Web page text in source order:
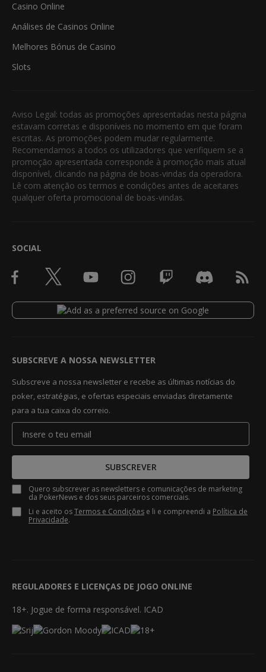
Casino Online
Análises de Casinos Online
Melhores Bónus de Casino
Slots
Aviso Legal: todas as promoções apresentadas nesta página
estavam corretas e disponíveis no momento em que foram
escritas. As promoções podem mudar regularmente.
Recomendamos a todos os utilizadores que verifiquem se a
promoção apresentada corresponde à promoção mais atual
disponível, clicando na página de boas-vindas da operadora.
Lê com atenção os termos e condições antes de aceitares
qualquer oferta promocional de boas-vindas.
SOCIAL
SUBSCREVE A NOSSA NEWSLETTER
Subscreve a nossa newsletter e recebe as últimas notícias do
poker, estratégias, e ofertas especiais enviadas diretamente
para a tua caixa do correio.
SUBSCREVER
Quero subscrever as newsletters e comunicações de marketing
da PokerNews e dos seus parceiros comerciais.
Li e aceito osTermos e Condições e li e compreendi a Política de
Privacidade.
REGULADORES E LICENÇAS DE JOGO ONLINE
18+. Jogue de forma responsável. ICAD